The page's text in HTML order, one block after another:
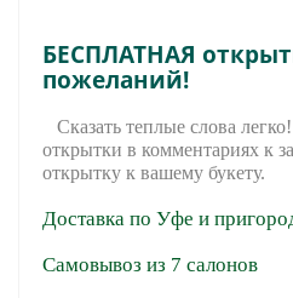
БЕСПЛАТНАЯ
пожеланий!
Сказать теплые слова
открытки в комментариях к
открытку к вашему букету.
Доставка по Уфе и
Самовывоз из 7 салонов